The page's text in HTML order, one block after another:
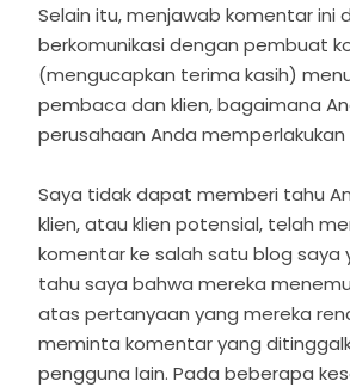
Selain itu, menjawab komentar ini
berkomunikasi dengan pembuat
(mengucapkan terima kasih)
pembaca dan klien, bagaimana
perusahaan Anda
Saya tidak dapat memberi tahu
klien, atau klien potensial, telah
komentar ke salah satu blog saya
tahu saya bahwa mereka
atas pertanyaan yang mereka
meminta komentar yang
pengguna lain. Pada beberapa